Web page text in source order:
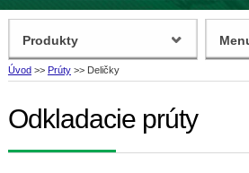
Úvod >> Prúty >> Deličky
Odkladacie prúty
Produkty